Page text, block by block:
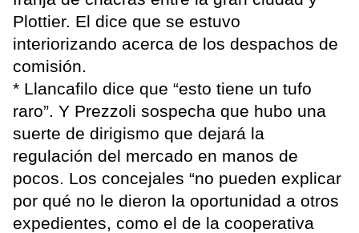
Plottier. El dice que se estuvo
interiorizando acerca de los despachos de
comisión.
* Llancafilo dice que “esto tiene un tufo
raro”. Y Prezzoli sospecha que hubo una
suerte de dirigismo que dejará la
regulación del mercado en manos de
pocos. Los concejales “no pueden explicar
por qué no le dieron la oportunidad a otros
expedientes, como el de la cooperativa